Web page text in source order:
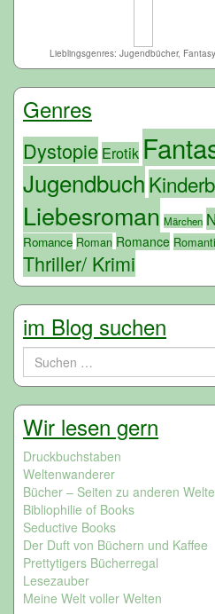
Lieblingsgenres: Jugendbücher,
Genres
Dystopie Erotik
Jugendbuch
Liebesroman Märchen
Romance Roman Romance
Thriller/ Krimi
im Blog suchen
Suchen
nach:
Wir lesen gern
Druckbuchstaben
Weltenwanderer
Bücher – Seiten zu anderen
Bibliophilie of Books
Seductive Books
Der Duft von Büchern und Kaffee
Prettytigers Bücherregal
Lesezauber
Meine Welt voller Welten